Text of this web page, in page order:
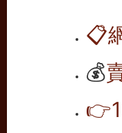
📋
💰